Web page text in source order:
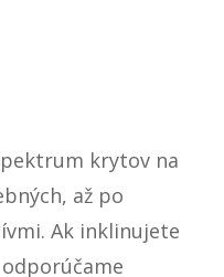
krytov na
až po
Ak inklinujete